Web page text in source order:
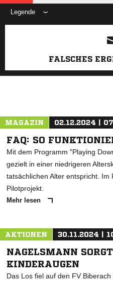
Legende
FALSCHES
MAGAZIN 02.12.2024 |
FAQ: SO
Mit dem Programm "Playing
gezielt in einer niedrigeren
tatsächlichen Alter entspricht. Im
Pilotprojekt.
Mehr lesen
AKTIONEN 30.11.2024 |
NAGELSMANN
KINDERAUGEN
Das Los fiel auf den FV